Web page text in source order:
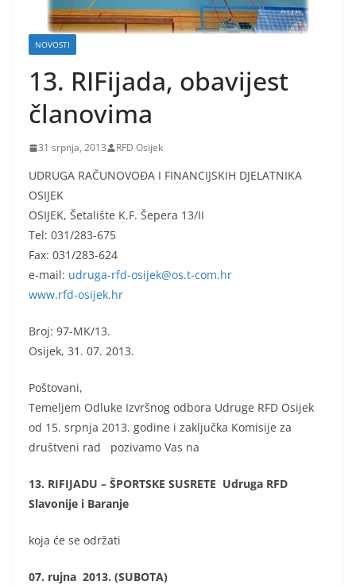
NOVOSTI
13. RIFijada, obavijest
članovima
31 srpnja, 2013 RFD Osijek
UDRUGA RAČUNOVOĐA I FINANCIJSKIH DJELATNIKA
OSIJEK
OSIJEK, Šetalište K.F. Šepera 13/II
Tel: 031/283-675
Fax: 031/283-624
e-mail: udruga-rfd-osijek@os.t-com.hr
www.rfd-osijek.hr
Broj: 97-MK/13.
Osijek, 31. 07. 2013.
Poštovani,
Temeljem Odluke Izvršnog odbora Udruge RFD Osijek
od 15. srpnja 2013. godine i zaključka Komisije za
društveni rad pozivamo Vas na
13. RIFIJADU – ŠPORTSKE SUSRETE Udruga RFD
Slavonije i Baranje
koja će se održati
07. rujna 2013. (SUBOTA)